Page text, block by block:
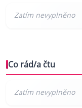
Co rád/a čtu